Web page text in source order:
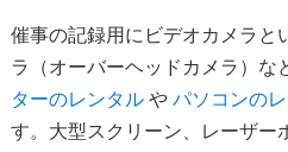
催事の記録用にビデオカメラと
ラ（オーバーヘッドカメラ）な
ターのレンタルや パソコンの
す。大型スクリーン、レーザー